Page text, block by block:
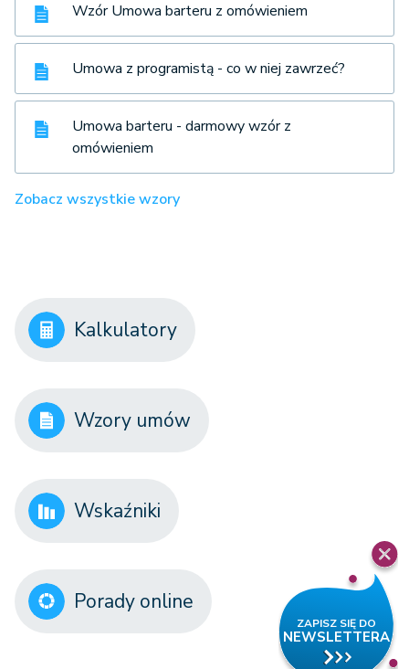
Wzór Umowa barteru z omówieniem
Umowa z programistą - co w niej zawrzeć?
Umowa barteru - darmowy wzór z
omówieniem
Zobacz wszystkie wzory
Kalkulatory
Wzory umów
Wskaźniki
Porady online